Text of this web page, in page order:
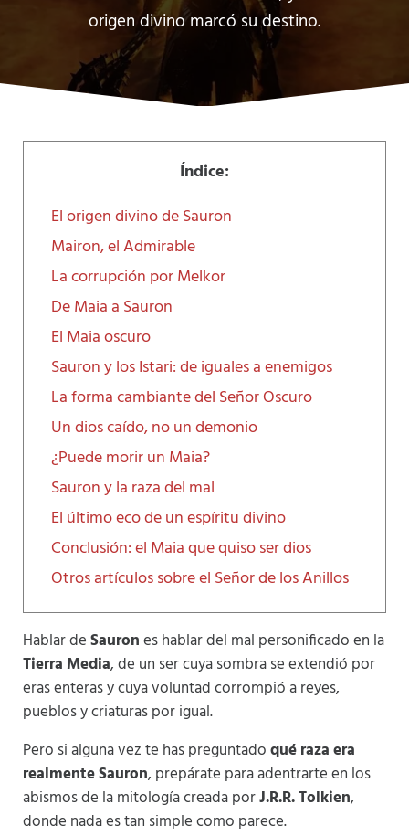
origen divino marcó su destino.
Índice:
El origen divino de Sauron
Mairon, el Admirable
La corrupción por Melkor
De Maia a Sauron
El Maia oscuro
Sauron y los Istari: de iguales a enemigos
La forma cambiante del Señor Oscuro
Un dios caído, no un demonio
¿Puede morir un Maia?
Sauron y la raza del mal
El último eco de un espíritu divino
Conclusión: el Maia que quiso ser dios
Otros artículos sobre el Señor de los Anillos
Hablar deSaurones hablar del mal personificado en la
Tierra Media, de un ser cuya sombra se extendió por
eras enteras y cuya voluntad corrompió a reyes,
pueblos y criaturas por igual.
Pero si alguna vez te has preguntadoqué raza era
realmente Sauron, prepárate para adentrarte en los
abismos de la mitología creada porJ.R.R. Tolkien,
donde nada es tan simple como parece.